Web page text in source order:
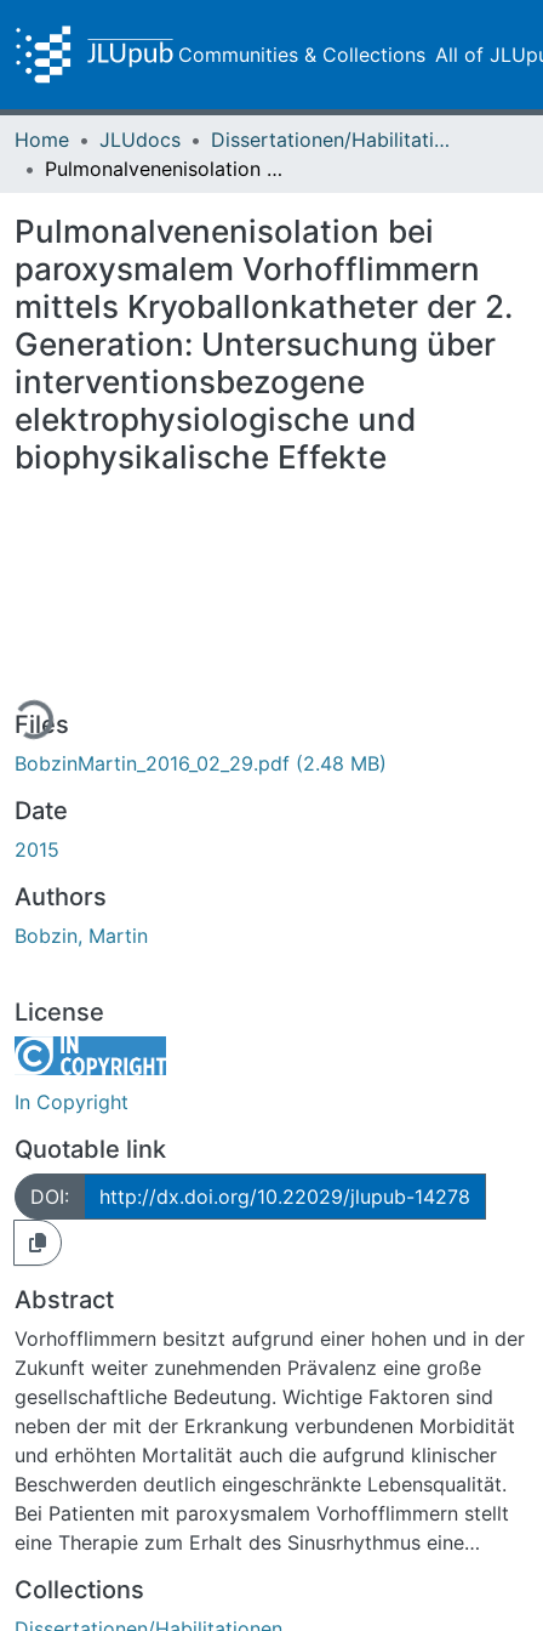
Communities & Collections All of
Home JLUdocs
Dissertationen/Habilitationen
Pulmonalvenenisolation bei paroxysmalem Vorhofflimmern mittels Kryoballonkatheter der 2. Generation: Untersuchung über interventionsbezogene elektrophysiologische und biophysikalische Effekte
Pulmonalvenenisolation bei
paroxysmalem Vorhofflimmern
mittels Kryoballonkatheter der 2.
Generation: Untersuchung über
interventionsbezogene
elektrophysiologische und
biophysikalische Effekte
Files
BobzinMartin_2016_02_29.pdf (2.48 MB)
Date
2015
Authors
Bobzin, Martin
License
In Copyright
Quotable link
DOI: http://dx.doi.org/10.22029/jlupub-14278
Abstract
Vorhofflimmern besitzt aufgrund einer hohen und in der
Zukunft weiter zunehmenden Prävalenz eine große
gesellschaftliche Bedeutung. Wichtige Faktoren sind
neben der mit der Erkrankung verbundenen Morbidität
und erhöhten Mortalität auch die aufgrund klinischer
Beschwerden deutlich eingeschränkte Lebensqualität.
Bei Patienten mit paroxysmalem Vorhofflimmern stellt
eine Therapie zum Erhalt des Sinusrhythmus eine
medikamentösen Behandlung hat sich seit einigen
Collections